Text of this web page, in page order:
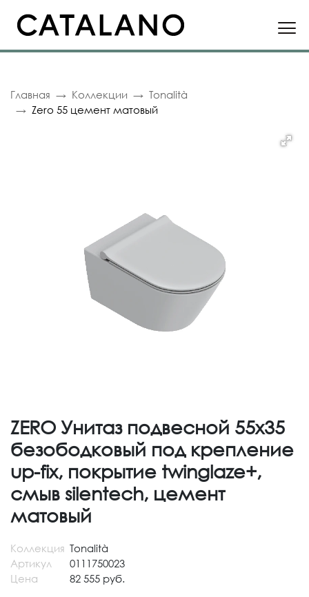
Главная Коллекции
Tonalità
Zero 55 цемент матовый
ZERO Унитаз подвесной 55х35
безободковый под крепление
up-fix, покрытие twinglaze+,
смыв silentech, цемент
матовый
Коллекция Tonalità
Артикул
0111750023
Цена
82 555 руб.